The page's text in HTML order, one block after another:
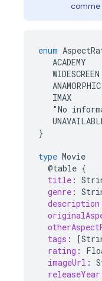
comme
enum
ACADEMY
WIDESCREEN
ANAMORPHIC
IMAX
"No
}
type Movie
@table {
title :
genre :
description
tags : [
rating :
imageUrl :
releaseYear